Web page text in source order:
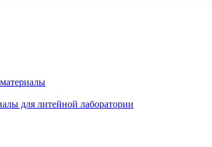
для литейной лаборатории